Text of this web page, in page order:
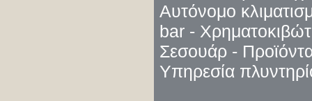
Αυτόνομο
bar -
Σεσουάρ -
Υπηρεσία